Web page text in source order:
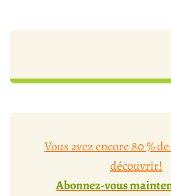
Vous avez encore 80 %
découvrir!
Abonnez-vous